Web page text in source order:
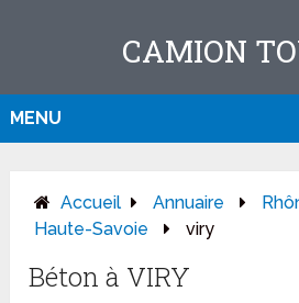
CAMION
MENU
Accueil Annuaire
Haute-Savoie
viry
Béton à VIRY